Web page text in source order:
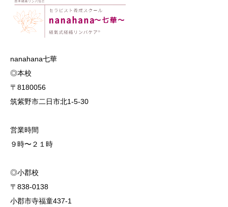
nanahana七華
◎本校
〒8180056
筑紫野市二日市北1-5-30
営業時間
９時〜２１時
◎小郡校
〒838-0138
小郡市寺福童437-1